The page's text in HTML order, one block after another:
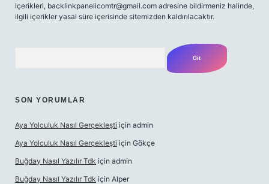
içerikleri, backlinkpanelicomtr@gmail.com adresine bildirmeniz halinde,
ilgili içerikler yasal süre içerisinde sitemizden kaldırılacaktır.
SON YORUMLAR
Aya Yolculuk Nasıl Gerçekleşti için admin
Aya Yolculuk Nasıl Gerçekleşti için Gökçe
Buğday Nasıl Yazılır Tdk için admin
Buğday Nasıl Yazılır Tdk için Alper